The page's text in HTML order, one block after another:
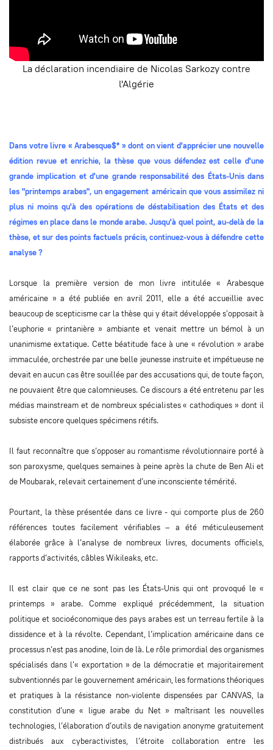
La déclaration incendiaire de Nicolas Sarkozy contre
l'Algérie
Dans votre livre « Arabesque$* » dont on vient d'apprécier une nouvelle
édition revue et enrichie, la thèse que vous défendez est celle d'une
grande implication et d'une grande responsabilité des États-Unis dans
les "printemps arabes", un engagement américain que vous assimilez ni
plus ni moins qu'à des opérations de déstabilisation des États et des
régimes en place dans le monde arabe. Jusqu'à quel point, au-delà de la
thèse, et sur des points factuels précis, continuez-vous à défendre cette
analyse ?
Lorsque la première version de mon livre intitulée « Arabesque
américaine » a été publiée en avril 2011, elle a été accueillie avec
beaucoup de scepticisme car la thèse qui y était développée s’opposait à
l’euphorie « printanière » ambiante et venait mettre un bémol à un
unanimisme extatique. Cette béatitude face à une « révolution » arabe
immaculée, orchestrée par une belle jeunesse instruite et impétueuse ne
devait en aucun cas être souillée par des accusations qui, de toute façon,
ne pouvaient être que calomnieuses. Ce discours a été entretenu par les
médias mainstream et de nombreux spécialistes « cathodiques » dont il
subsiste encore quelques spécimens rétifs.
Il faut reconnaître que s’opposer au romantisme révolutionnaire porté à
son paroxysme, quelques semaines à peine après la chute de Ben Ali et
de Moubarak, relevait certainement d’une inconsciente témérité.
Pourtant, la thèse présentée dans ce livre - qui comporte plus de 260
références toutes facilement vérifiables – a été méticuleusement
élaborée grâce à l’analyse de nombreux livres, documents officiels,
rapports d’activités, câbles Wikileaks, etc.
Il est clair que ce ne sont pas les États-Unis qui ont provoqué le «
printemps » arabe. Comme expliqué précédemment, la situation
politique et socioéconomique des pays arabes est un terreau fertile à la
dissidence et à la révolte. Cependant, l’implication américaine dans ce
processus n’est pas anodine, loin de là. Le rôle primordial des organismes
spécialisés dans l’« exportation » de la démocratie et majoritairement
subventionnés par le gouvernement américain, les formations théoriques
et pratiques à la résistance non-violente dispensées par CANVAS, la
constitution d’une « ligue arabe du Net » maîtrisant les nouvelles
technologies, l’élaboration d’outils de navigation anonyme gratuitement
distribués aux cyberactivistes, l’étroite collaboration entre les